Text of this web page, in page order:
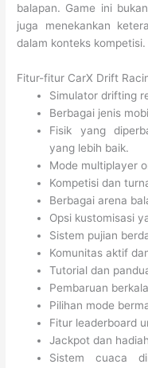
balapan. Game ini
juga menekankan
dalam konteks kompetisi.
Fitur-fitur CarX Drift
Simulator drifting
Berbagai jenis
Fisik yang
yang lebih baik.
Mode multiplayer
Kompetisi dan
Berbagai arena
Opsi kustomisasi
Sistem pujian
Komunitas aktif
Tutorial dan
Pembaruan
Pilihan mode
Fitur leaderboard
Jackpot dan
Sistem cuaca